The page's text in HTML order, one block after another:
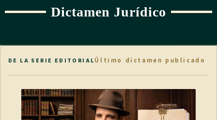
Dictamen Jurídico
DE LA SERIE EDITORIALÚltimo dictamen publicado